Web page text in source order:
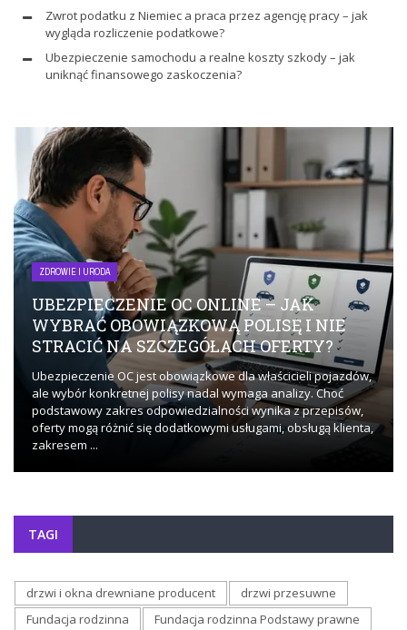
Zwrot podatku z Niemiec a praca przez agencję pracy – jak
wygląda rozliczenie podatkowe?
Ubezpieczenie samochodu a realne koszty szkody – jak
uniknąć finansowego zaskoczenia?
ZDROWIE I URODA
UBEZPIECZENIE OC ONLINE – JAK
WYBRAĆ OBOWIĄZKOWĄ POLISĘ I NIE
STRACIĆ NA SZCZEGÓŁACH OFERTY?
Ubezpieczenie OC jest obowiązkowe dla właścicieli pojazdów,
ale wybór konkretnej polisy nadal wymaga analizy. Choć
podstawowy zakres odpowiedzialności wynika z przepisów,
oferty mogą różnić się dodatkowymi usługami, obsługą klienta,
zakresem ...
TAGI
drzwi i okna drewniane producent
drzwi przesuwne
Fundacja rodzinna
Fundacja rodzinna Podstawy prawne